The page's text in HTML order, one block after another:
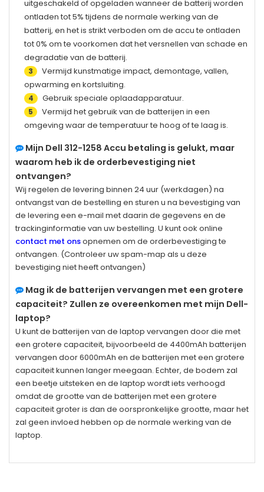
uitgeschakeld of opgeladen wanneer de batterij worden
ontladen tot 5% tijdens de normale werking van de
batterij, en het is strikt verboden om de accu te ontladen
tot 0% om te voorkomen dat het versnellen van schade en
degradatie van de batterij.
3
Vermijd kunstmatige impact, demontage, vallen,
opwarming en kortsluiting.
4 Gebruik speciale oplaadapparatuur.
5
Vermijd het gebruik van de batterijen in een
omgeving waar de temperatuur te hoog of te laag is.
Mijn Dell 312-1258 Accu betaling is gelukt, maar
waarom heb ik de orderbevestiging niet
ontvangen?
Wij regelen de levering binnen 24 uur (werkdagen) na
ontvangst van de bestelling en sturen u na bevestiging van
de levering een e-mail met daarin de gegevens en de
trackinginformatie van uw bestelling. U kunt ook online
contact met onsopnemen om de orderbevestiging te
ontvangen. (Controleer uw spam-map als u deze
bevestiging niet heeft ontvangen)
Mag ik de batterijen vervangen met een grotere
capaciteit? Zullen ze overeenkomen met mijn Dell-
laptop?
U kunt de batterijen van de laptop vervangen door die met
een grotere capaciteit, bijvoorbeeld de 4400mAh batterijen
vervangen door 6000mAh en de batterijen met een grotere
capaciteit kunnen langer meegaan. Echter, de bodem zal
een beetje uitsteken en de laptop wordt iets verhoogd
omdat de grootte van de batterijen met een grotere
capaciteit groter is dan de oorspronkelijke grootte, maar het
zal geen invloed hebben op de normale werking van de
laptop.